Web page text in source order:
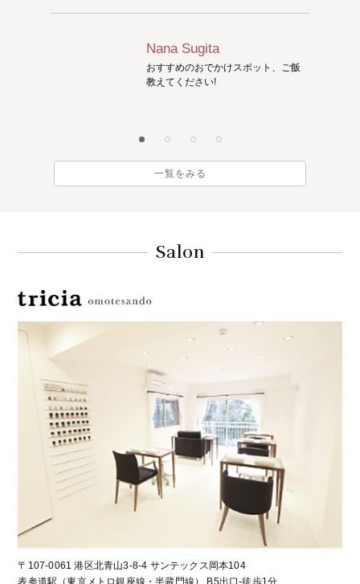
Nana Sugita
おすすめのおでかけスポット、ご飯
教えてください!
一覧をみる
Salon
〒107-0061 港区北青山3-8-4 サンテックス岡本104
表参道駅（東京メトロ銀座線・半蔵門線） B5出口-徒歩1分